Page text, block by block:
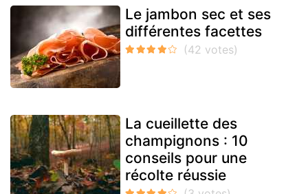
Le jambon sec et ses
différentes facettes
La cueillette des
champignons : 10
conseils pour une
récolte réussie